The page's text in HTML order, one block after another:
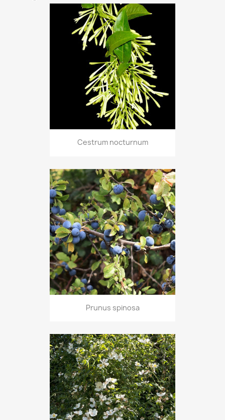
Cestrum nocturnum
Prunus spinosa